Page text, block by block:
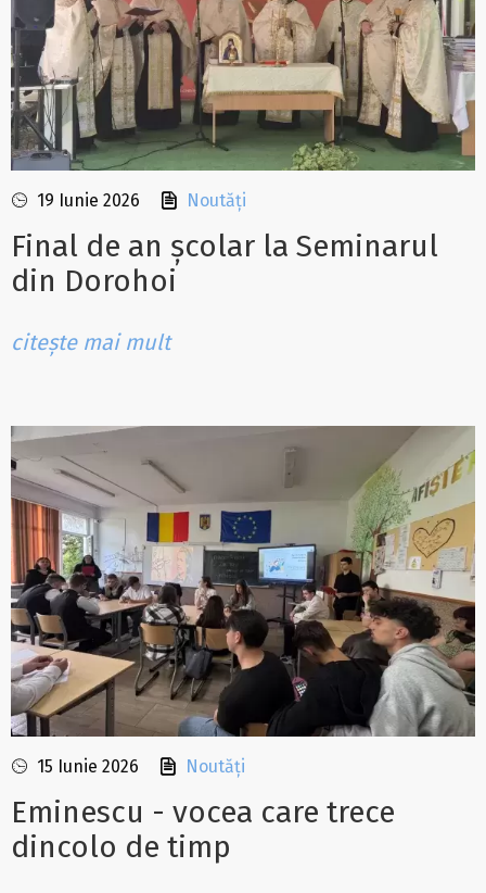
19 Iunie 2026 Noutăți
Final de an școlar la Seminarul
din Dorohoi
citește mai mult
15 Iunie 2026 Noutăți
Eminescu - vocea care trece
dincolo de timp